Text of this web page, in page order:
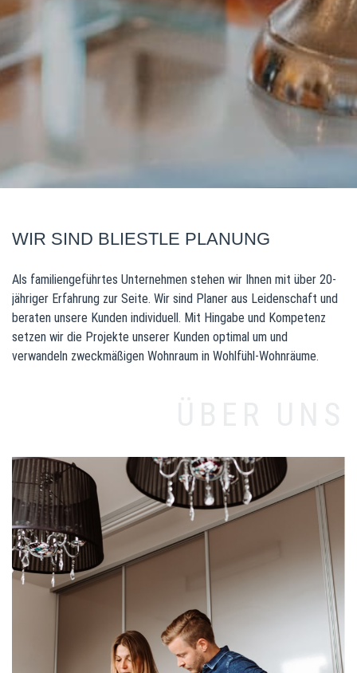
WIR SIND BLIESTLE PLANUNG
Als familiengeführtes Unternehmen stehen wir Ihnen mit über 20-
jähriger Erfahrung zur Seite. Wir sind Planer aus Leidenschaft und
beraten unsere Kunden individuell. Mit Hingabe und Kompetenz
setzen wir die Projekte unserer Kunden optimal um und
verwandeln zweckmäßigen Wohnraum in Wohlfühl-Wohnräume.